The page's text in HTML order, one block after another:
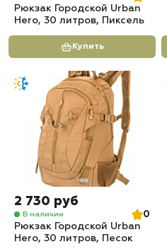
Рюкзак Городской Urban
Hero, 30 литров, Пиксель
Купить
2 730 руб
В наличии
0
Рюкзак Городской Urban
Hero, 30 литров, Песок